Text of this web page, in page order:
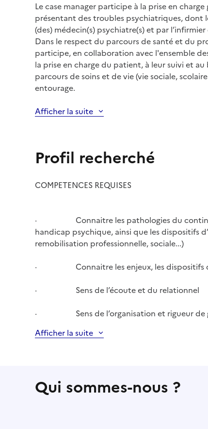
Le case manager participe à la prise en
présentant des troubles psychiatriques, dont
(des) médecin(s) psychiatre(s) et par
Dans le respect du parcours de santé et du
participe, en collaboration avec l'ensemble
la prise en charge du patient, à leur suivi et
parcours de soins et de vie (vie sociale,
entourage.
Afficher la suite
Profil recherché
COMPETENCES REQUISES
· Connaitre les pathologies du
handicap psychique, ainsi que les dispositifs
remobilisation professionnelle, sociale...)
· Connaitre les enjeux, les dispositifs
· Sens de l’écoute et du relationnel
· Sens de l’organisation et rigueur de
Afficher la suite
Qui sommes-nous ?